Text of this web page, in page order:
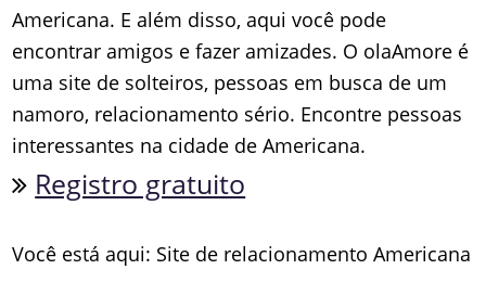
Americana. E além disso, aqui você pode
encontrar amigos e fazer amizades. O olaAmore é
uma site de solteiros, pessoas em busca de um
namoro, relacionamento sério. Encontre pessoas
interessantes na cidade de Americana.
Registro gratuito
Você está aqui: Site de relacionamento Americana